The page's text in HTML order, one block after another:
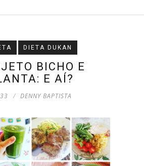
DIETA DUKAN
BICHO E
E AÍ?
DENNY BAPTISTA